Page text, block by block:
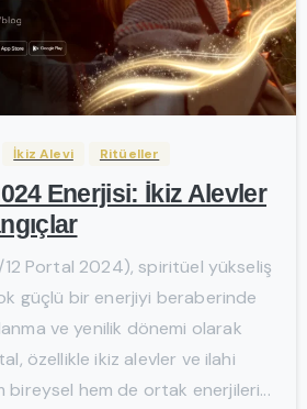
-
İkiz Alevi Ritüeller
Enerjisi: İkiz Alevler
12 Portal 2024), spiritüel yükseliş
güçlü bir enerjiyi beraberinde
ve yenilik dönemi olarak
özellikle ikiz alevler ve ilahi
bireysel hem de ortak enerjileri...